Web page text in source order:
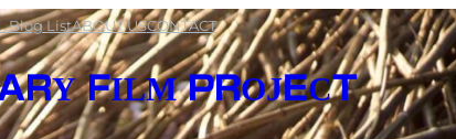
Blog ListABOUT USCONTACT
FILM PROJECT